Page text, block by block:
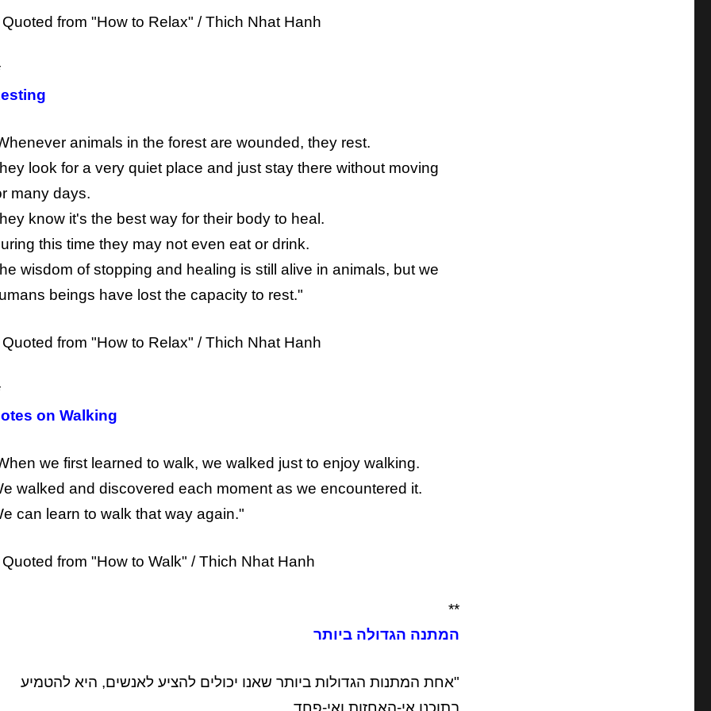
Quoted from "How to Relax" / Thich Nhat Hanh
animals in the forest are wounded, they rest.
look for a very quiet place and just stay there without moving
many days.
know it's the best way for their body to heal.
this time they may not even eat or drink.
wisdom of stopping and healing is still alive in animals, but we
beings have lost the capacity to rest."
Quoted from "How to Relax" / Thich Nhat Hanh
on Walking
we first learned to walk, we walked just to enjoy walking.
walked and discovered each moment as we encountered it.
can learn to walk that way again."
Quoted from "How to Walk" / Thich Nhat Hanh
**
המתנה הגדולה ביותר
"אחת המתנות הגדולות ביותר שאנו יכולים להציע לאנשים, היא להטמיע
בתוכנו אי-האחזות ואי-פחד.